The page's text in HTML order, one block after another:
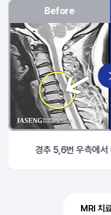
Before
경추 5,6번 우측에서
MRI 치